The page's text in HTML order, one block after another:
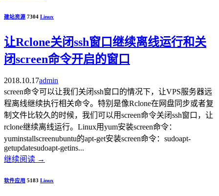
建站资源 7304 Linux
让Rclone关闭ssh窗口继续离线运行和关
闭screen命令开启的窗口
2018.10.17admin
screen命令可以让我们关闭ssh窗口的情况下，让VPS服务器远
程离线继续执行相关命令。特别是像Rclone在网盘同步或者复
制文件比较久的时候，我们可以用screen命令关闭ssh窗口，让
rclone继续离线运行。Linux用yum安装screen命令：
yuminstallscreenubuntu的apt-get安装screen命令：sudoapt-
getupdatesudoapt-getins...
继续阅读 →
软件应用 5183 Linux